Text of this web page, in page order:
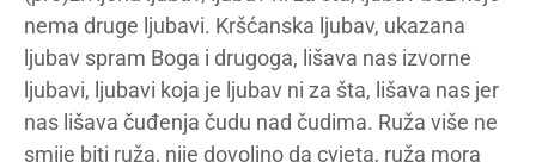
nema druge ljubavi. Kršćanska ljubav, ukazana
ljubav spram Boga i drugoga, lišava nas izvorne
ljubavi, ljubavi koja je ljubav ni za šta, lišava nas jer
nas lišava čuđenja čudu nad čudima. Ruža više ne
smije biti ruža, nije dovoljno da cvjeta, ruža mora